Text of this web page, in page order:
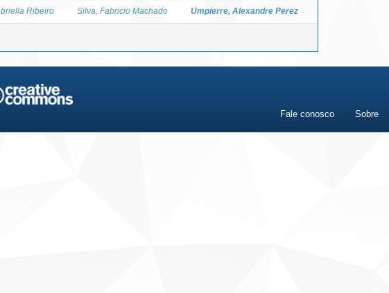
Ribeiro Silva, Fabricio Machado Umpierre, Alexandre Perez
Fale conosco Sobre